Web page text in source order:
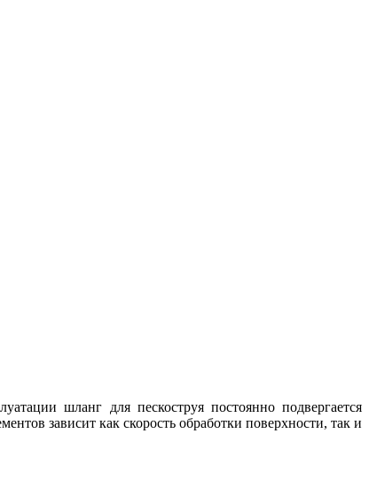
шланг для пескоструя постоянно подвергается
зависит как скорость обработки поверхности, так и